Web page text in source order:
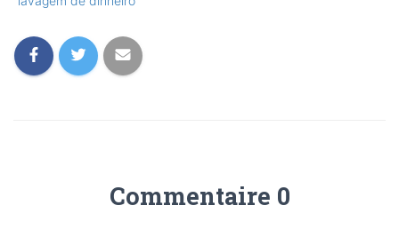
Commentaire 0